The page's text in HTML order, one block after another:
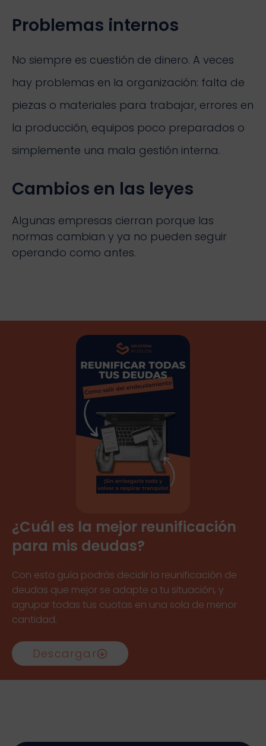
Problemas internos
No siempre es cuestión de dinero. A veces
hay problemas en la organización: falta de
piezas o materiales para trabajar, errores en
la producción, equipos poco preparados o
simplemente una mala gestión interna.
Cambios en las leyes
Algunas empresas cierran porque las
normas cambian y ya no pueden seguir
operando como antes.
¿Cuál es la mejor reunificación
para mis deudas?
Con esta guía podrás decidir la reunificación de
deudas que mejor se adapte a tu situación, y
agrupar todas tus cuotas en una sola de menor
cantidad.
Descargar